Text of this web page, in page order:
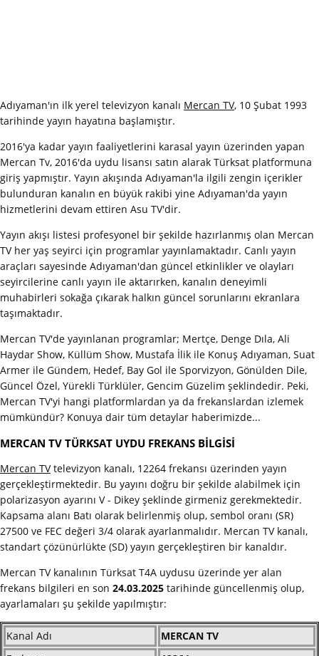
Adıyaman'ın ilk yerel televizyon kanalı Mercan TV, 10 Şubat 1993
tarihinde yayın hayatına başlamıştır.
2016'ya kadar yayın faaliyetlerini karasal yayın üzerinden yapan
Mercan Tv, 2016'da uydu lisansı satın alarak Türksat platformuna
giriş yapmıştır. Yayın akışında Adıyaman'la ilgili zengin içerikler
bulunduran kanalın en büyük rakibi yine Adıyaman'da yayın
hizmetlerini devam ettiren Asu TV'dir.
Yayın akışı listesi profesyonel bir şekilde hazırlanmış olan Mercan
TV her yaş seyirci için programlar yayınlamaktadır. Canlı yayın
araçları sayesinde Adıyaman'dan güncel etkinlikler ve olayları
seyircilerine canlı yayın ile aktarırken, kanalın deneyimli
muhabirleri sokağa çıkarak halkın güncel sorunlarını ekranlara
taşımaktadır.
Mercan TV'de yayınlanan programlar; Mertçe, Denge Dıla, Ali
Haydar Show, Küllüm Show, Mustafa İlik ile Konuş Adıyaman, Suat
Armer ile Gündem, Hedef, Bay Gol ile Sporvizyon, Gönülden Dile,
Güncel Özel, Yürekli Türklüler, Gencim Güzelim şeklindedir. Peki,
Mercan TV'yi hangi platformlardan ya da frekanslardan izlemek
mümkündür? Konuya dair tüm detaylar haberimizde...
MERCAN TV TÜRKSAT UYDU FREKANS BİLGİSİ
Mercan TVtelevizyon kanalı, 12264 frekansı üzerinden yayın
gerçekleştirmektedir. Bu yayını doğru bir şekilde alabilmek için
polarizasyon ayarını V - Dikey şeklinde girmeniz gerekmektedir.
Kapsama alanı Batı olarak belirlenmiş olup, sembol oranı (SR)
27500 ve FEC değeri 3/4 olarak ayarlanmalıdır. Mercan TV kanalı,
standart çözünürlükte (SD) yayın gerçekleştiren bir kanaldır.
Mercan TV kanalının Türksat T4A uydusu üzerinde yer alan
frekans bilgileri en son 24.03.2025 tarihinde güncellenmiş olup,
ayarlamaları şu şekilde yapılmıştır:
Kanal Adı
MERCAN TV